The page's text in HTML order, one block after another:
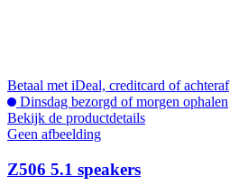
Betaal met iDeal, creditcard of achteraf
Dinsdag bezorgd of morgen ophalen
Bekijk de productdetails
Geen afbeelding
Z506 5.1 speakers